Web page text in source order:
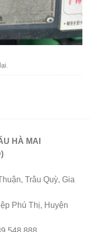
HÀ MAI
Trâu Quỳ, Gia
Phú Thị, Huyện